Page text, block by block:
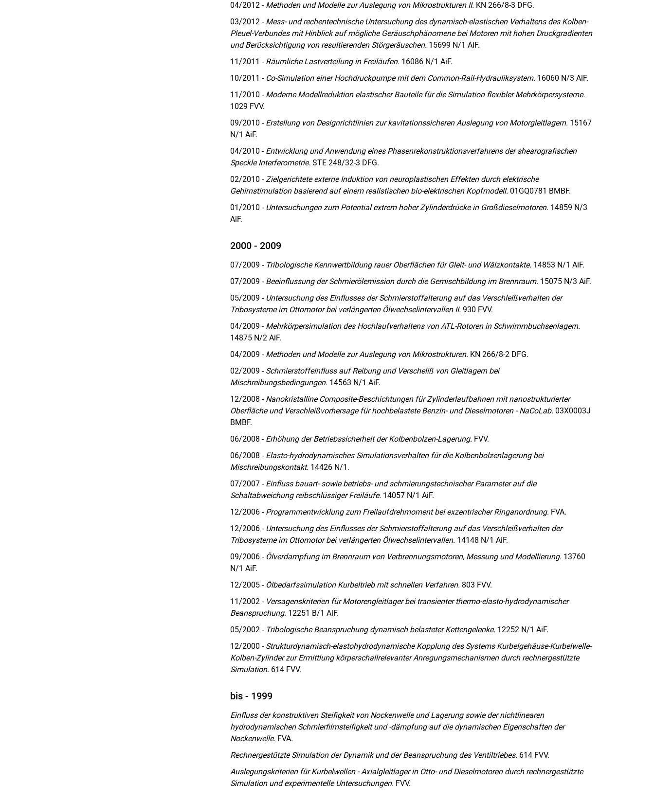
04/2012 - Methoden und Modelle zur Auslegung von Mikrostrukturen II. KN 266/8-3 DFG.
03/2012 - Mess- und rechentechnische Untersuchung des dynamisch-elastischen Verhaltens des Kolben-
Pleuel-Verbundes mit Hinblick auf mögliche Geräuschphänomene bei Motoren mit hohen Druckgradienten
und Berücksichtigung von resultierenden Störgeräuschen. 15699 N/1 AiF.
11/2011 - Räumliche Lastverteilung in Freiläufen. 16086 N/1 AiF.
10/2011 - Co-Simulation einer Hochdruckpumpe mit dem Common-Rail-Hydrauliksystem. 16060 N/3 AiF.
11/2010 - Moderne Modellreduktion elastischer Bauteile für die Simulation flexibler Mehrkörpersysteme.
1029 FVV.
09/2010 - Erstellung von Designrichtlinien zur kavitationssicheren Auslegung von Motorgleitlagern. 15167
N/1 AiF.
04/2010 - Entwicklung und Anwendung eines Phasenrekonstruktionsverfahrens der shearografischen
Speckle Interferometrie. STE 248/32-3 DFG.
02/2010 -Zielgerichtete externe Induktion von neuroplastischen Effekten durch elektrische
Gehirnstimulation basierend auf einem realistischen bio-elektrischen Kopfmodell. 01GQ0781 BMBF.
01/2010 - Untersuchungen zum Potential extrem hoher Zylinderdrücke in Großdieselmotoren. 14859 N/3
AiF.
2000 - 2009
07/2009 - Tribologische Kennwertbildung rauer Oberflächen für Gleit- und Wälzkontakte. 14853 N/1 AiF.
07/2009 - Beeinflussung der Schmierölemission durch die Gemischbildung im Brennraum. 15075 N/3 AiF.
05/2009 - Untersuchung des Einflusses der Schmierstoffalterung auf das Verschleißverhalten der
Tribosysteme im Ottomotor bei verlängerten Ölwechselintervallen II. 930 FVV.
04/2009 - Mehrkörpersimulation des Hochlaufverhaltens von ATL-Rotoren in Schwimmbuchsenlagern.
14875 N/2 AiF.
04/2009 - Methoden und Modelle zur Auslegung von Mikrostrukturen. KN 266/8-2 DFG.
02/2009 - Schmierstoffeinfluss auf Reibung und Verscheliß von Gleitlagern bei
Mischreibungsbedingungen. 14563 N/1 AiF.
12/2008 - Nanokristalline Composite-Beschichtungen für Zylinderlaufbahnen mit nanostrukturierter
Oberfläche und Verschleißvorhersage für hochbelastete Benzin- und Dieselmotoren - NaCoLab. 03X0003J
BMBF.
06/2008 - Erhöhung der Betriebssicherheit der Kolbenbolzen-Lagerung. FVV.
06/2008 - Elasto-hydrodynamisches Simulationsverhalten für die Kolbenbolzenlagerung bei
Mischreibungskontakt. 14426 N/1.
07/2007 - Einfluss bauart- sowie betriebs- und schmierungstechnischer Parameter auf die
Schaltabweichung reibschlüssiger Freiläufe. 14057 N/1 AiF.
12/2006 -Programmentwicklung zum Freilaufdrehmoment bei exzentrischer Ringanordnung. FVA.
12/2006 - Untersuchung des Einflusses der Schmierstoffalterung auf das Verschleißverhalten der
Tribosysteme im Ottomotor bei verlängerten Ölwechselintervallen. 14148 N/1 AiF.
09/2006 - Ölverdampfung im Brennraum von Verbrennungsmotoren, Messung und Modellierung. 13760
N/1 AiF.
12/2005 - Ölbedarfssimulation Kurbeltrieb mit schnellen Verfahren. 803 FVV.
11/2002 - Versagenskriterien für Motorengleitlager bei transienter thermo-elasto-hydrodynamischer
Beanspruchung. 12251 B/1 AiF.
05/2002 - Tribologische Beanspruchung dynamisch belasteter Kettengelenke. 12252 N/1 AiF.
12/2000 - Strukturdynamisch-elastohydrodynamische Kopplung des Systems Kurbelgehäuse-Kurbelwelle-
Kolben-Zylinder zur Ermittlung körperschallrelevanter Anregungsmechanismen durch rechnergestützte
Simulation. 614 FVV.
bis - 1999
Einfluss der konstruktiven Steifigkeit von Nockenwelle und Lagerung sowie der nichtlinearen
hydrodynamischen Schmierfilmsteifigkeit und -dämpfung auf die dynamischen Eigenschaften der
Nockenwelle. FVA.
Rechnergestützte Simulation der Dynamik und der Beanspruchung des Ventiltriebes. 614 FVV.
Auslegungskriterien für Kurbelwellen - Axialgleitlager in Otto- und Dieselmotoren durch rechnergestützte
Simulation und experimentelle Untersuchungen. FVV.